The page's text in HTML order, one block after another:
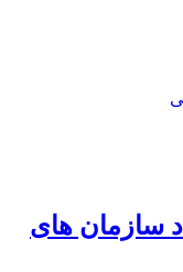
سازمان های